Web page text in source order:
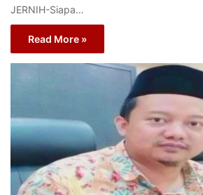
JERNIH-Siapa…
Read More »